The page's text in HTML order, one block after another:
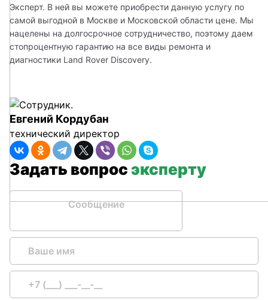
Эксперт. В ней вы можете приобрести данную услугу по
самой выгодной в Москве и Московской области цене. Мы
нацелены на долгосрочное сотрудничество, поэтому даем
стопроцентную гарантию на все виды ремонта и
диагностики Land Rover Discovery.
Евгений Кордубан
технический директор
Задать вопросэксперту